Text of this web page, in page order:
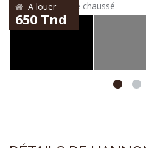
A louer
650 Tnd